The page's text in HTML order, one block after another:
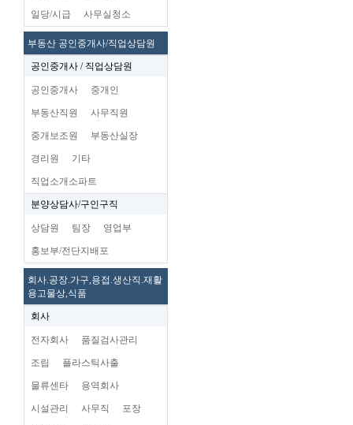
일당/시급 사무실청소
부동산 공인중개사/직업상담원
공인중개사 / 직업상담원
공인중개사 중개인
부동산직원 사무직원
중개보조원 부동산실장
경리원 기타
직업소개소파트
분양상담사/구인구직
상담원 팀장 영업부
홍보부/전단지배포
회사.공장.가구,용접.생산직.재활
용고물상,식품
회사
전자회사 품질검사관리
조립 플라스틱사출
물류센타 용역회사
시설관리 사무직 포장